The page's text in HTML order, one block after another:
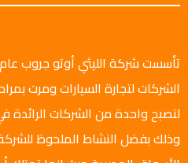
الشركات لتجارة السيارات ومرت
لتصبح واحدة من الشركات الرائدة
وذلك بفضل النشاط الملحوظ